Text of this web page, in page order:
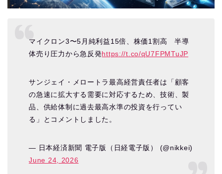
マイクロン3〜5月純利益15倍、株価1割高 半導
体売り圧力から急反発https://t.co/qU7FPMTuJP
サンジェイ・メロートラ最高経営責任者は「顧客
の急速に拡大する需要に対応するため、技術、製
品、供給体制に過去最高水準の投資を行ってい
る」とコメントしました。
— 日本経済新聞 電子版（日経電子版） (@nikkei)
June 24, 2026